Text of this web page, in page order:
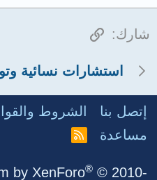
شارك: الرابط
استشارات نسائية
إتصل بنا الشروط
مساعدة
R
by XenForo® © 2010-